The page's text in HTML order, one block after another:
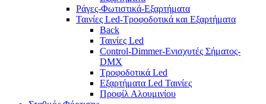
Ράγες-Φωτιστικά-Εξαρτήματα
Ταινίες Led-Τροφοδοτικά και Εξαρτήματα
Back
Ταινίες Led
Control-Dimmer-Ενισχυτές Σήματος-
DMX
Τροφοδοτικά Led
Εξαρτήματα Led Ταινίες
Προφίλ Αλουμινίου